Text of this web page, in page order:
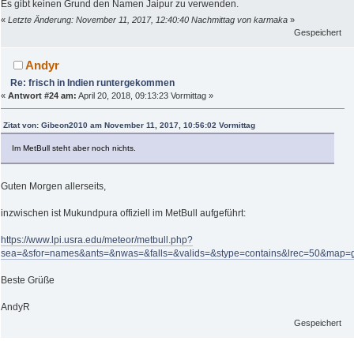
Es gibt keinen Grund den Namen Jaipur zu verwenden.
« Letzte Änderung: November 11, 2017, 12:40:40 Nachmittag von karmaka »
Gespeichert
Andyr
Re: frisch in Indien runtergekommen
« Antwort #24 am: April 20, 2018, 09:13:23 Vormittag »
Zitat von: Gibeon2010 am November 11, 2017, 10:56:02 Vormittag
Im MetBull steht aber noch nichts.
Guten Morgen allerseits,
inzwischen ist Mukundpura offiziell im MetBull aufgeführt:
https://www.lpi.usra.edu/meteor/metbull.php?
Beste Grüße
AndyR
Gespeichert